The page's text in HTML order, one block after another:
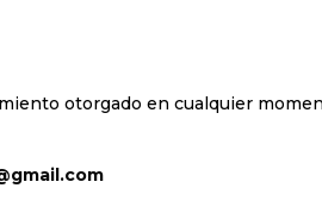
otorgado en cualquier